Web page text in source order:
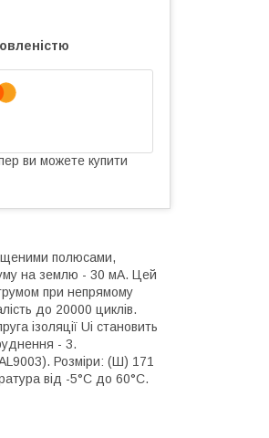
ви можете купити
полюсами,
на землю - 30 мА. Цей
при непрямому
до 20000 циклів.
ізоляції Ui становить
- 3.
Розміри: (Ш) 171
від -5°C до 60°C.